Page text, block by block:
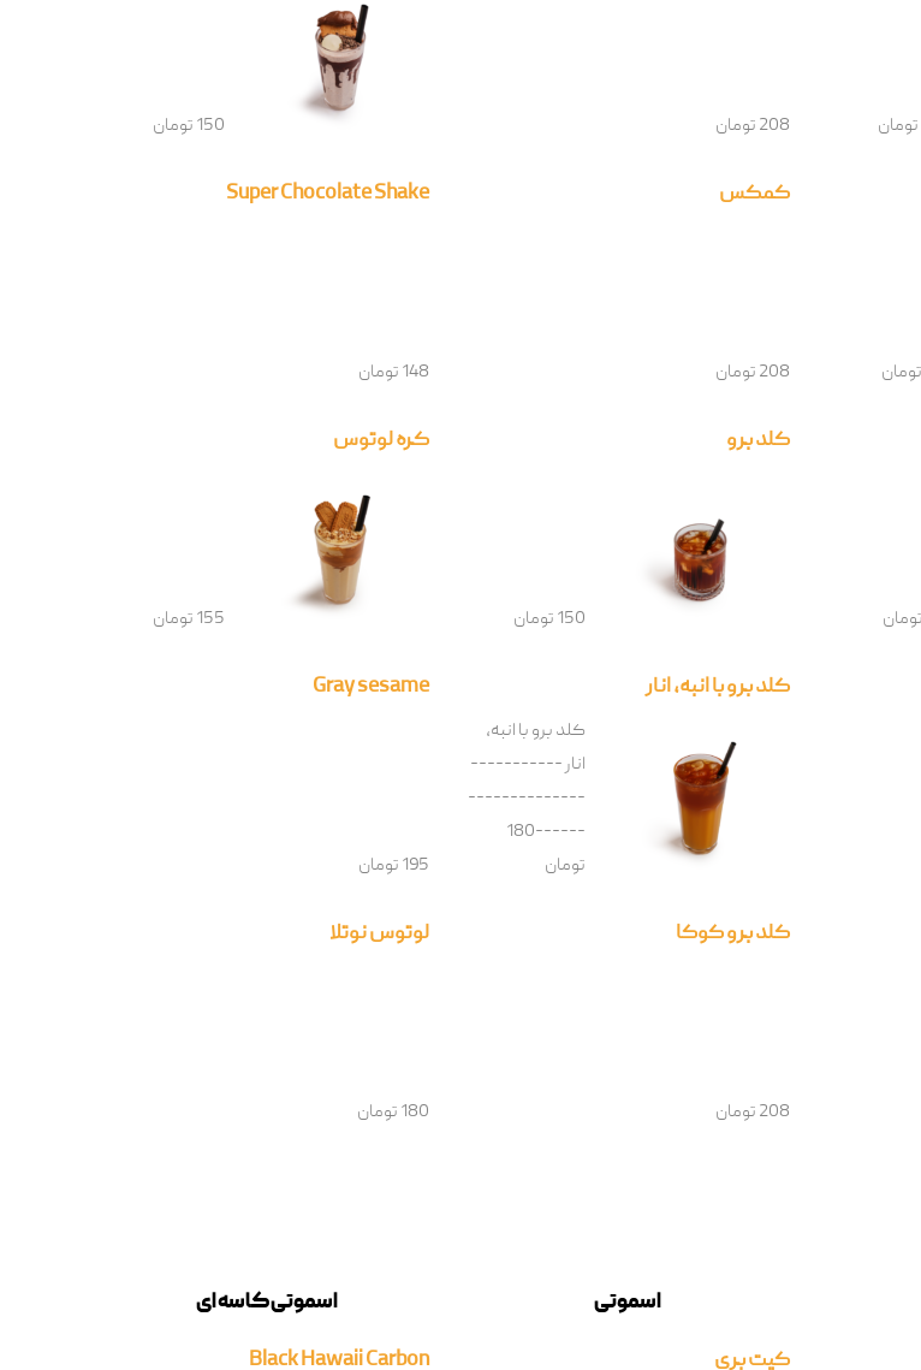
208 تومان
کمکس
208 تومان
کلد برو
150 تومان
کلد برو با انبه، انار
کلد برو با انبه،
انار -----------
--------------
------180
تومان
کلد برو کوکا
208 تومان
150 تومان
Super Chocolate Shake
148 تومان
کره لوتوس
155 تومان
Gray sesame
195 تومان
لوتوس نوتلا
180 تومان
اسموتی
کیت بری
اسموتی کاسه ای
Black Hawaii Carbon